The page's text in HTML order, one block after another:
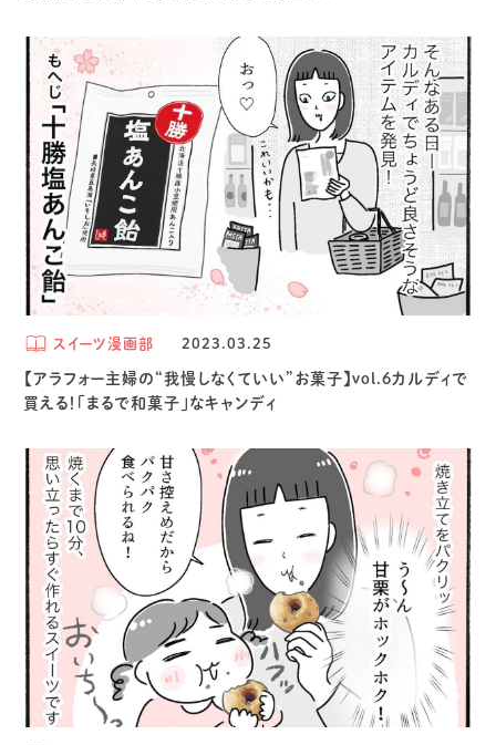
スイーツ漫画部 2023.03.25
【アラフォー主婦の“我慢しなくていい”お菓子】vol.6カルディで
買える！「まるで和菓子」なキャンディ